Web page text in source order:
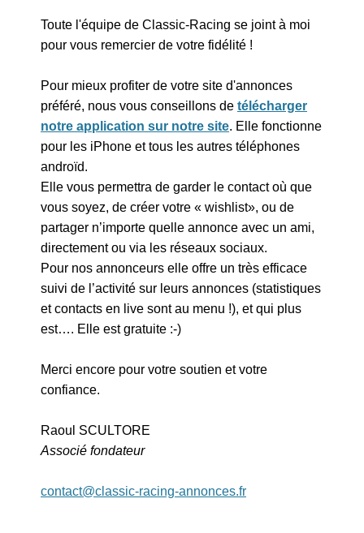
Toute l'équipe de Classic-Racing se joint à moi
pour vous remercier de votre fidélité !
Pour mieux profiter de votre site d'annonces
préféré, nous vous conseillons de télécharger
notre application sur notre site. Elle fonctionne
pour les iPhone et tous les autres téléphones
androïd.
Elle vous permettra de garder le contact où que
vous soyez, de créer votre « wishlist», ou de
partager n’importe quelle annonce avec un ami,
directement ou via les réseaux sociaux.
Pour nos annonceurs elle offre un très efficace
suivi de l’activité sur leurs annonces (statistiques
et contacts en live sont au menu !), et qui plus
est…. Elle est gratuite :-)
Merci encore pour votre soutien et votre
confiance.
Raoul SCULTORE
Associé fondateur
contact@classic-racing-annonces.fr